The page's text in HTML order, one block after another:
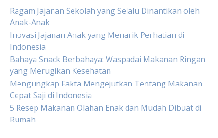
Ragam Jajanan Sekolah yang Selalu Dinantikan oleh
Anak-Anak
Inovasi Jajanan Anak yang Menarik Perhatian di
Indonesia
Bahaya Snack Berbahaya: Waspadai Makanan Ringan
yang Merugikan Kesehatan
Mengungkap Fakta Mengejutkan Tentang Makanan
Cepat Saji di Indonesia
5 Resep Makanan Olahan Enak dan Mudah Dibuat di
Rumah